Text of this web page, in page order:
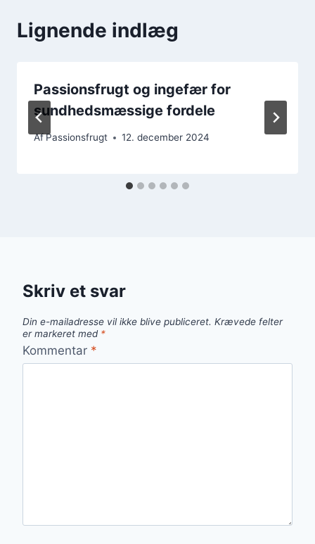
Lignende indlæg
Passionsfrugt og ingefær for
sundhedsmæssige fordele
AfPassionsfrugt 12. december 2024
Skriv et svar
Din e-mailadresse vil ikke blive publiceret. Krævede felter
er markeret med *
Kommentar *